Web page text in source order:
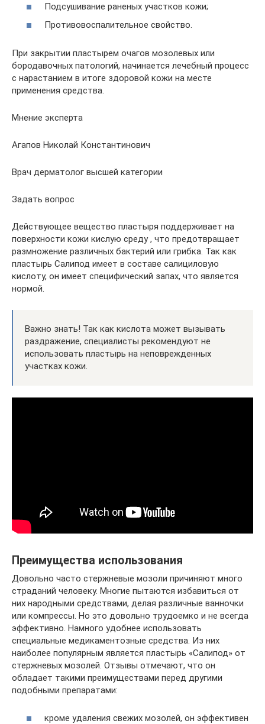
Подсушивание раненых участков кожи;
Противовоспалительное свойство.
При закрытии пластырем очагов мозолевых или
бородавочных патологий, начинается лечебный процесс
с нарастанием в итоге здоровой кожи на месте
применения средства.
Мнение эксперта
Агапов Николай Константинович
Врач дерматолог высшей категории
Задать вопрос
Действующее вещество пластыря поддерживает на
поверхности кожи кислую среду , что предотвращает
размножение различных бактерий или грибка. Так как
пластырь Салипод имеет в составе салициловую
кислоту, он имеет специфический запах, что является
нормой.
Важно знать! Так как кислота может вызывать
раздражение, специалисты рекомендуют не
использовать пластырь на неповрежденных
участках кожи.
Преимущества использования
Довольно часто стержневые мозоли причиняют много
страданий человеку. Многие пытаются избавиться от
них народными средствами, делая различные ванночки
или компрессы. Но это довольно трудоемко и не всегда
эффективно. Намного удобнее использовать
специальные медикаментозные средства. Из них
наиболее популярным является пластырь «Салипод» от
стержневых мозолей. Отзывы отмечают, что он
обладает такими преимуществами перед другими
подобными препаратами:
кроме удаления свежих мозолей, он эффективен